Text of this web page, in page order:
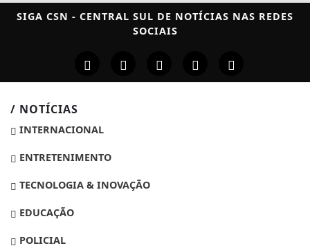
SIGA CSN - CENTRAL SUL DE NOTÍCIAS NAS REDES
SOCIAIS
/ NOTÍCIAS
INTERNACIONAL
ENTRETENIMENTO
TECNOLOGIA & INOVAÇÃO
EDUCAÇÃO
POLICIAL